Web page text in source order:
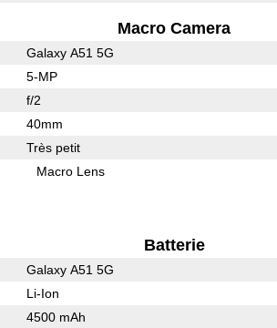
Macro Camera
Galaxy A51 5G
5-MP
f/2
40mm
Très petit
Macro Lens
Batterie
Galaxy A51 5G
Li-Ion
4500 mAh